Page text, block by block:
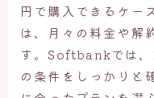
円で購入できるケー
は、月々の料金や解
す。Softbankでは、
の条件をしっかりと